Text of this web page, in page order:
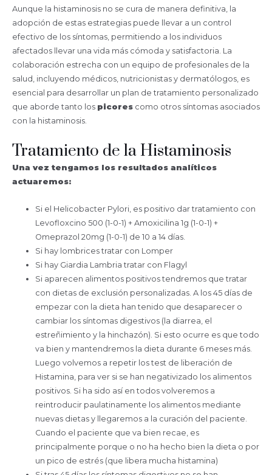
Aunque la histaminosis no se cura de manera definitiva, la
adopción de estas estrategias puede llevar a un control
efectivo de los síntomas, permitiendo a los individuos
afectados llevar una vida más cómoda y satisfactoria. La
colaboración estrecha con un equipo de profesionales de la
salud, incluyendo médicos, nutricionistas y dermatólogos, es
esencial para desarrollar un plan de tratamiento personalizado
que aborde tanto los picores como otros síntomas asociados
con la histaminosis.
Tratamiento de la Histaminosis
Una vez tengamos los resultados analíticos
actuaremos:
Si el Helicobacter Pylori, es positivo dar tratamiento con
Levofloxcino 500 (1-0-1) + Amoxicilina 1g (1-0-1) +
Omeprazol 20mg (1-0-1) de 10 a 14 días.
Si hay lombrices tratar con Lomper
Si hay Giardia Lambria tratar con Flagyl
Si aparecen alimentos positivos tendremos que tratar
con dietas de exclusión personalizadas. A los 45 días de
empezar con la dieta han tenido que desaparecer o
cambiar los síntomas digestivos (la diarrea, el
estreñimiento y la hinchazón). Si esto ocurre es que todo
va bien y mantendremos la dieta durante 6 meses más.
Luego volvemos a repetir los test de liberación de
Histamina, para ver si se han negativizado los alimentos
positivos. Si ha sido así en todos volveremos a
reintroducir paulatinamente los alimentos mediante
nuevas dietas y llegaremos a la curación del paciente.
Cuando el paciente que va bien recae, es
principalmente porque o no ha hecho bien la dieta o por
un pico de estrés (que libera mucha histamina)